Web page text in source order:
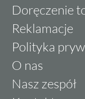
Doręczenie
Reklamacje
Polityka
O nas
Nasz zespół